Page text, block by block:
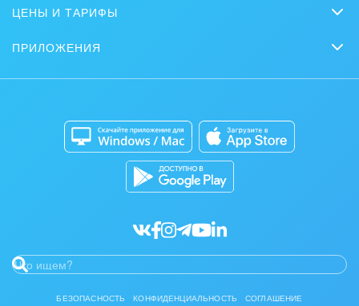
Контакт-центр
Журнал Битрикс24
Маркетинг
Нейросети
Кибербезопасность
Партнеры
Стать партнером
Битрикс24 для Энтерпрайз
ЦЕНЫ И ТАРИФЫ
ПРИЛОЖЕНИЯ
Битрикс24 Маркет
Разработчикам приложений
БЕЗОПАСНОСТЬ КОНФИДЕНЦИАЛЬНОСТЬ
СОГЛАШЕНИЕ